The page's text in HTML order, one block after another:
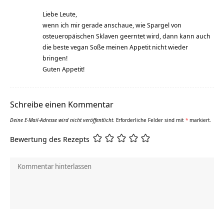
Liebe Leute,
wenn ich mir gerade anschaue, wie Spargel von
osteueropäischen Sklaven geerntet wird, dann kann auch
die beste vegan Soße meinen Appetit nicht wieder
bringen!
Guten Appetit!
Schreibe einen Kommentar
Deine E-Mail-Adresse wird nicht veröffentlicht. Erforderliche Felder sind mit * markiert.
Bewertung des Rezepts